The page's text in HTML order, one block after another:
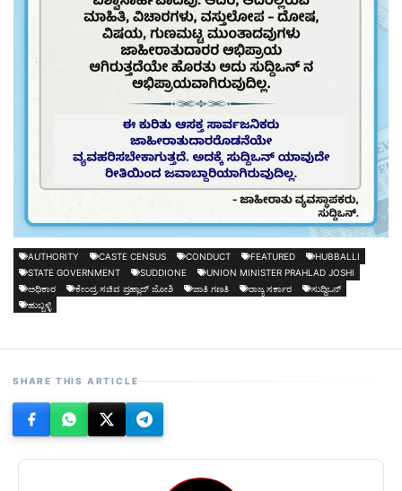
AUTHORITY CASTE CENSUS CONDUCT FEATURED
HUBBALLI
STATE GOVERNMENT
SUDDIONE
UNION MINISTER PRAHLAD JOSHI
ಅಧಿಕಾರ
ಕೇಂದ್ರ ಸಚಿವ ಪ್ರಹ್ಲಾದ್ ಜೋಶಿ ಜಾತಿ ಗಣತಿ ರಾಜ್ಯ ಸರ್ಕಾರ
ಸುದ್ದಿಒನ್
ಹುಬ್ಬಳ್ಳಿ
SHARE THIS ARTICLE